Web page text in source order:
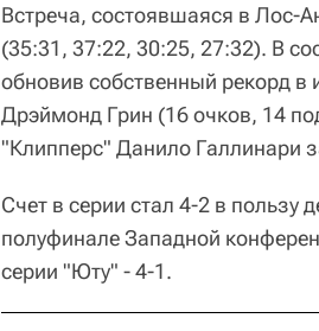
Встреча, состоявшаяся в Лос-
(35:31, 37:22, 30:25, 27:32). В
обновив собственный рекорд
Дрэймонд Грин (16 очков, 14
"Клипперс" Данило Галлинари
Счет в серии стал 4-2 в
полуфинале Западной
серии "Юту" - 4-1.